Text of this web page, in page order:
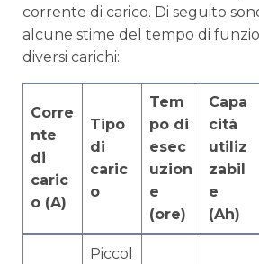
corrente di carico. Di seguito
alcune stime del tempo di
diversi carichi:
Corre
nte
di
caric
o (A)
Tipo
di
caric
o
Tem
po di
esec
uzion
e
(ore)
Capa
cità
utiliz
zabil
e
(Ah)
Piccol